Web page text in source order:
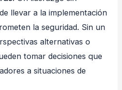
llevar a la implementación
la seguridad. Sin un
alternativas o
tomar decisiones que
a situaciones de